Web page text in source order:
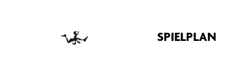
SPIELPLAN